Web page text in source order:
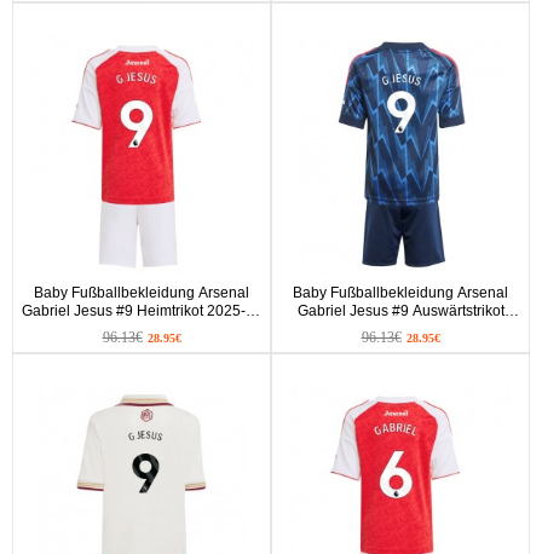
Baby Fußballbekleidung Arsenal
Gabriel Jesus #9 Heimtrikot 2025-26
Kurzarm (+ kurze hosen)
96.13€ 28.95€
Baby Fußballbekleidung Arsenal
Gabriel Jesus #9 Auswärtstrikot
2025-26 Kurzarm (+ kurze hosen)
96.13€ 28.95€